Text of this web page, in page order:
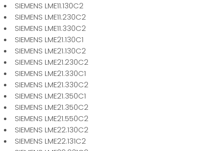
SIEMENS LME11.130C2
SIEMENS LME11.230C2
SIEMENS LME11.330C2
SIEMENS LME21.130C1
SIEMENS LME21.130C2
SIEMENS LME21.230C2
SIEMENS LME21.330C1
SIEMENS LME21.330C2
SIEMENS LME21.350C1
SIEMENS LME21.350C2
SIEMENS LME21.550C2
SIEMENS LME22.130C2
SIEMENS LME22.131C2